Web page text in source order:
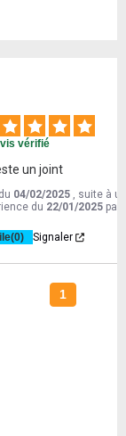
vérifié
un joint
04/02/2025 , suite à
du 22/01/2025 par
(0) Signaler
1